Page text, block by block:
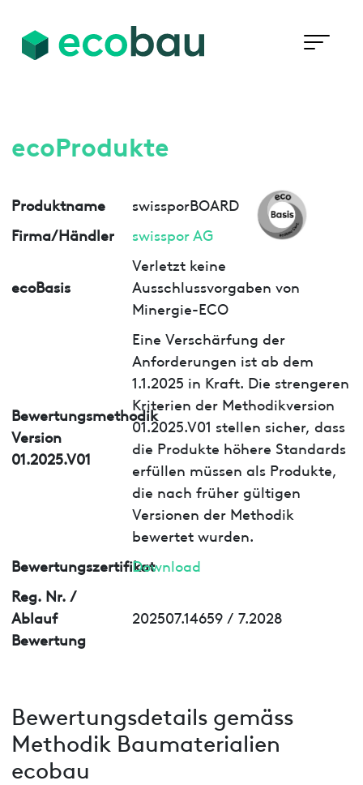
ecoProdukte
Produktname
swissporBOARD
Firma/Händler
swisspor AG
ecoBasis
Verletzt keine
Ausschlussvorgaben von
Minergie-ECO
Bewertungsmethodik
Version
01.2025.V01
Eine Verschärfung der
Anforderungen ist ab dem
1.1.2025 in Kraft. Die strengeren
Kriterien der Methodikversion
01.2025.V01 stellen sicher, dass
die Produkte höhere Standards
erfüllen müssen als Produkte,
die nach früher gültigen
Versionen der Methodik
bewertet wurden.
BewertungszertifikatDownload
Reg. Nr. /
Ablauf
Bewertung
202507.14659 / 7.2028
Bewertungsdetails gemäss
Methodik Baumaterialien
ecobau